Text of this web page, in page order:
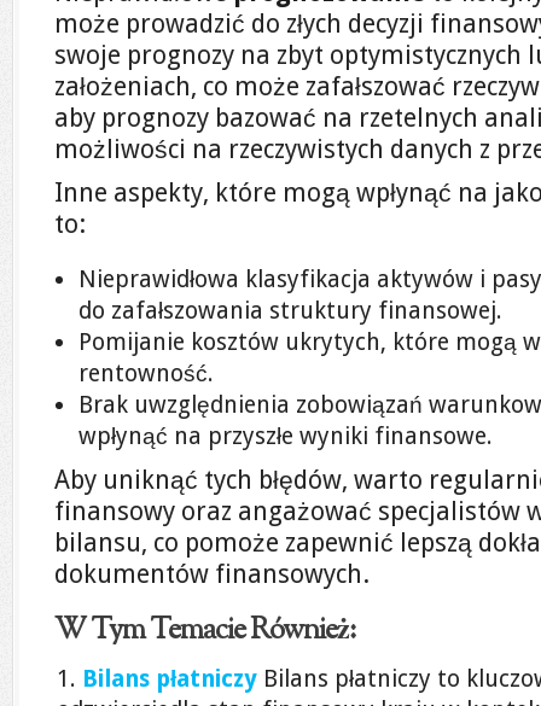
może prowadzić do złych decyzji
swoje prognozy na zbyt optymistycznych
założeniach, co może zafałszować
aby prognozy bazować na rzetelnych
możliwości na rzeczywistych danych z
Inne aspekty, które mogą wpłynąć na
to:
Nieprawidłowa klasyfikacja aktywów i
do zafałszowania struktury finansowej.
Pomijanie kosztów ukrytych, które mogą
rentowność.
Brak uwzględnienia zobowiązań
wpłynąć na przyszłe wyniki finansowe.
Aby uniknąć tych błędów, warto
finansowy oraz angażować specjalistów
bilansu, co pomoże zapewnić lepszą
dokumentów finansowych.
W Tym Temacie Również:
Bilans płatniczy Bilans płatniczy to